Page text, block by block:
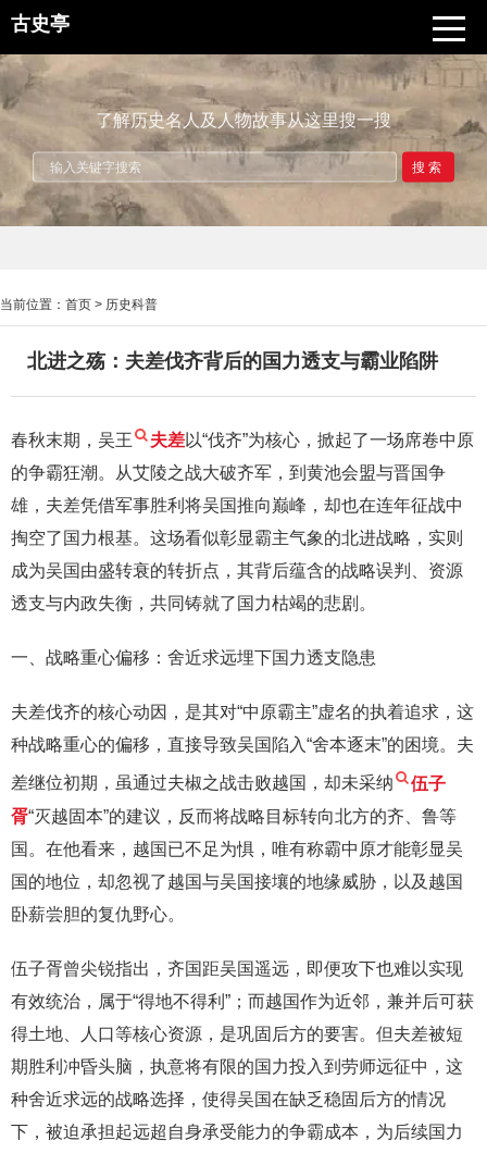
古史亭
了解历史名人及人物故事从这里搜一搜
搜索
当前位置： 首页 > 历史科普
北进之殇：夫差伐齐背后的国力透支与霸业陷阱
春秋末期，吴王 夫差以“伐齐”为核心，掀起了一场席卷中原
的争霸狂潮。从艾陵之战大破齐军，到黄池会盟与晋国争
雄，夫差凭借军事胜利将吴国推向巅峰，却也在连年征战中
掏空了国力根基。这场看似彰显霸主气象的北进战略，实则
成为吴国由盛转衰的转折点，其背后蕴含的战略误判、资源
透支与内政失衡，共同铸就了国力枯竭的悲剧。
一、战略重心偏移：舍近求远埋下国力透支隐患
夫差伐齐的核心动因，是其对“中原霸主”虚名的执着追求，这
种战略重心的偏移，直接导致吴国陷入“舍本逐末”的困境。夫
差继位初期，虽通过夫椒之战击败越国，却未采纳
伍子
胥“灭越固本”的建议，反而将战略目标转向北方的齐、鲁等
国。在他看来，越国已不足为惧，唯有称霸中原才能彰显吴
国的地位，却忽视了越国与吴国接壤的地缘威胁，以及越国
卧薪尝胆的复仇野心。
伍子胥曾尖锐指出，齐国距吴国遥远，即便攻下也难以实现
有效统治，属于“得地不得利”；而越国作为近邻，兼并后可获
得土地、人口等核心资源，是巩固后方的要害。但夫差被短
期胜利冲昏头脑，执意将有限的国力投入到劳师远征中，这
种舍近求远的战略选择，使得吴国在缺乏稳固后方的情况
下，被迫承担起远超自身承受能力的争霸成本，为后续国力